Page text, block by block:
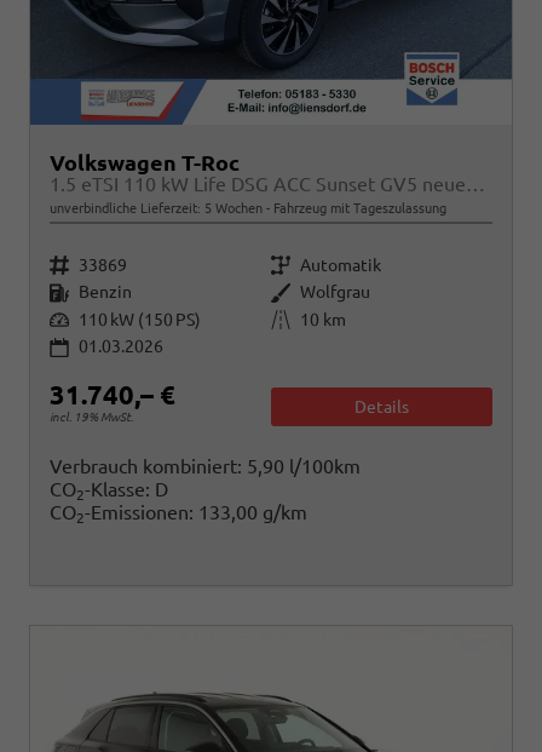
Volkswagen T-Roc
1.5 eTSI 110 kW Life DSG ACC Sunset GV5 neues Modell
unverbindliche Lieferzeit: 5 Wochen Fahrzeug mit Tageszulassung
Fahrzeugnr. 33869 Getriebe Automatik
Kraftstoff Benzin Außenfarbe Wolfgrau
Leistung 110 kW (150 PS) Kilometerstand
10 km
01.03.2026
31.740,– €
incl. 19% MwSt.
Details
Verbrauch kombiniert: 5,90 l/100km
CO2-Klasse: D
CO2-Emissionen: 133,00 g/km